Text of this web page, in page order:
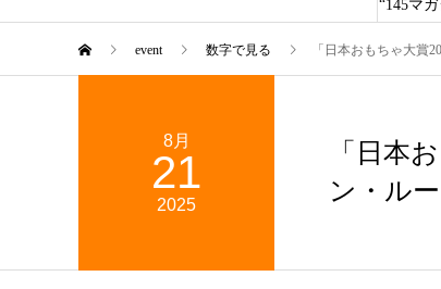
“145マ
event 数字で見る 「日本おもちゃ大賞
8月
21
2025
「日本
ン・ル